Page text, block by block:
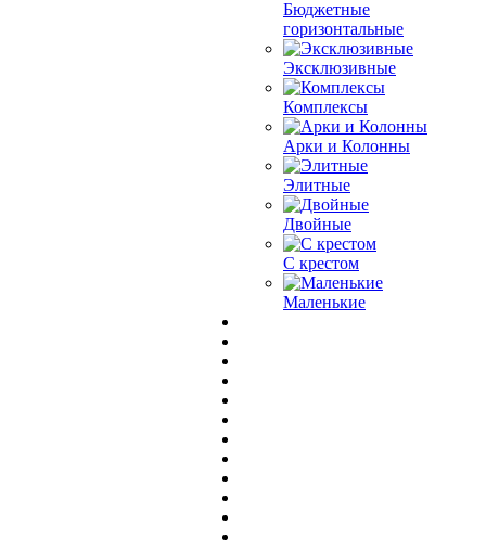
Бюджетные
горизонтальные
Эксклюзивные
Комплексы
Арки и Колонны
Элитные
Двойные
С крестом
Маленькие